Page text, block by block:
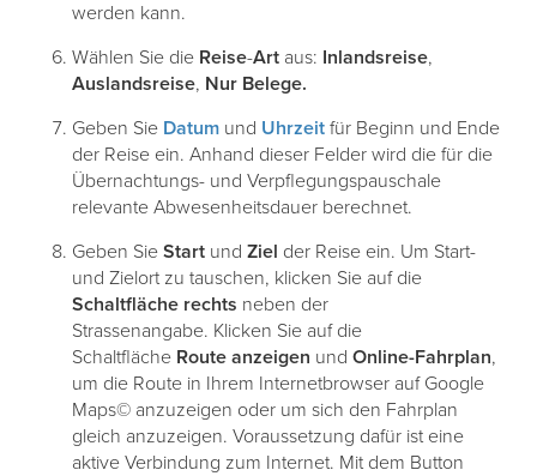
werden kann.
Wählen Sie die Reise-Art aus: Inlandsreise,
Auslandsreise, Nur Belege.
Geben Sie Datum und Uhrzeit für Beginn und Ende
der Reise ein. Anhand dieser Felder wird die für die
Übernachtungs- und Verpflegungspauschale
relevante Abwesenheitsdauer berechnet.
Geben Sie Start und Ziel der Reise ein. Um Start-
und Zielort zu tauschen, klicken Sie auf die
Schaltfläche rechts neben der
Strassenangabe. Klicken Sie auf die
Schaltfläche Route anzeigen und Online-Fahrplan,
um die Route in Ihrem Internetbrowser auf Google
Maps© anzuzeigen oder um sich den Fahrplan
gleich anzuzeigen. Voraussetzung dafür ist eine
aktive Verbindung zum Internet. Mit dem Button